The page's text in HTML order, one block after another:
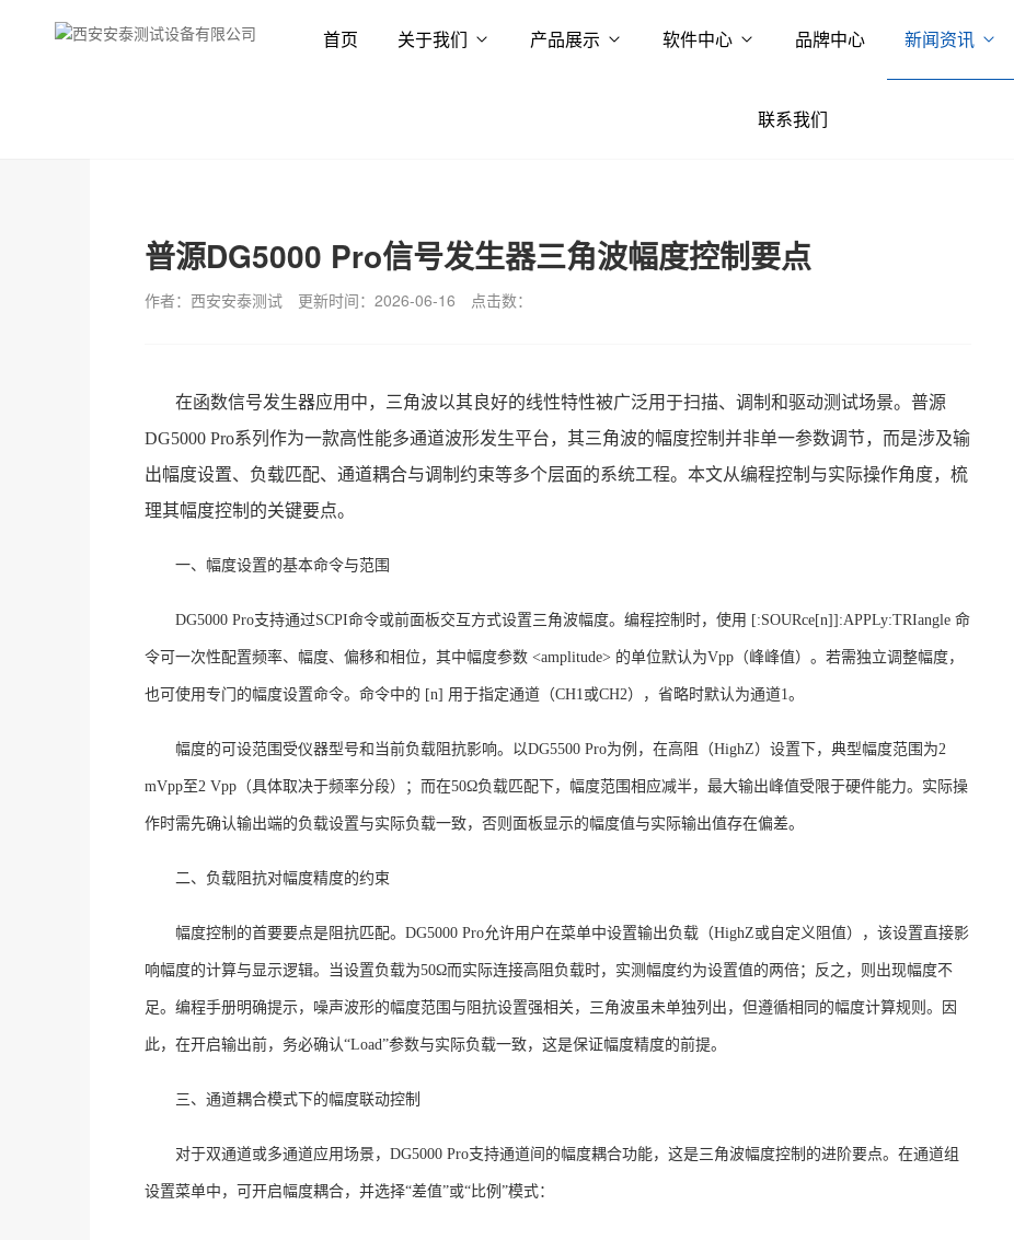
首页 关于我们 产品展示 软件中心 品牌中心 新闻资讯
联系我们
普源DG5000 Pro信号发生器三角波幅度控制要点
作者：西安安泰测试 更新时间：2026-06-16 点击数：
在函数信号发生器应用中，三角波以其良好的线性特性被广泛用于扫描、调制和驱动测试场景。普源
DG5000 Pro系列作为一款高性能多通道波形发生平台，其三角波的幅度控制并非单一参数调节，而是涉及输
出幅度设置、负载匹配、通道耦合与调制约束等多个层面的系统工程。本文从编程控制与实际操作角度，梳
理其幅度控制的关键要点。
一、幅度设置的基本命令与范围
DG5000 Pro支持通过SCPI命令或前面板交互方式设置三角波幅度。编程控制时，使用 [:SOURce[n]]:APPLy:TRIangle 命
令可一次性配置频率、幅度、偏移和相位，其中幅度参数 <amplitude> 的单位默认为Vpp（峰峰值） 。若需独立调整幅度，
也可使用专门的幅度设置命令。命令中的 [n] 用于指定通道（CH1或CH2），省略时默认为通道1。
幅度的可设范围受仪器型号和当前负载阻抗影响。以DG5500 Pro为例，在高阻（HighZ）设置下，典型幅度范围为2
mVpp至2 Vpp（具体取决于频率分段）；而在50Ω负载匹配下，幅度范围相应减半，最大输出峰值受限于硬件能力。实际操
作时需先确认输出端的负载设置与实际负载一致，否则面板显示的幅度值与实际输出值存在偏差。
二、负载阻抗对幅度精度的约束
幅度控制的首要要点是阻抗匹配。 DG5000 Pro允许用户在菜单中设置输出负载（HighZ或自定义阻值），该设置直接影
响幅度的计算与显示逻辑。当设置负载为50Ω而实际连接高阻负载时，实测幅度约为设置值的两倍；反之，则出现幅度不
足。编程手册明确提示，噪声波形的幅度范围与阻抗设置强相关，三角波虽未单独列出，但遵循相同的幅度计算规则 。因
此，在开启输出前，务必确认“Load”参数与实际负载一致，这是保证幅度精度的前提。
三、通道耦合模式下的幅度联动控制
对于双通道或多通道应用场景， DG5000 Pro支持通道间的幅度耦合功能，这是三角波幅度控制的进阶要点。在通道组
设置菜单中，可开启幅度耦合，并选择“差值”或“比例”模式：